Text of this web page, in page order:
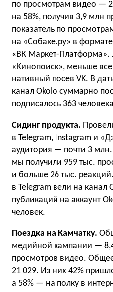
по просмотрам видео —
на 58%, получив 3,9 млн
показатель по
на «Собаке.ру» в
«ВК Маркет-
«Кинопоиск», меньше
нативный посев VK. В
канал Okolo суммарно
подписалось 363
Сидинг продукта.
в Telegram, Instagram и
аудитория — почти 3
мы получили 959 тыс.
и больше 26 тыс.
в Telegram вели на канал
публикаций на аккаунт
человек.
Поездка на Камчатку.
медийной кампании —
просмотров видео.
21 029. Из них 42%
а 58% — на полку в